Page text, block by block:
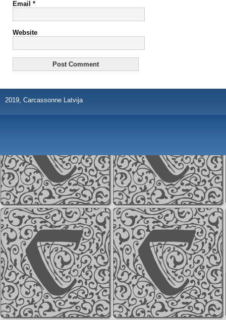
Email *
Website
2019, Carcassonne Latvija